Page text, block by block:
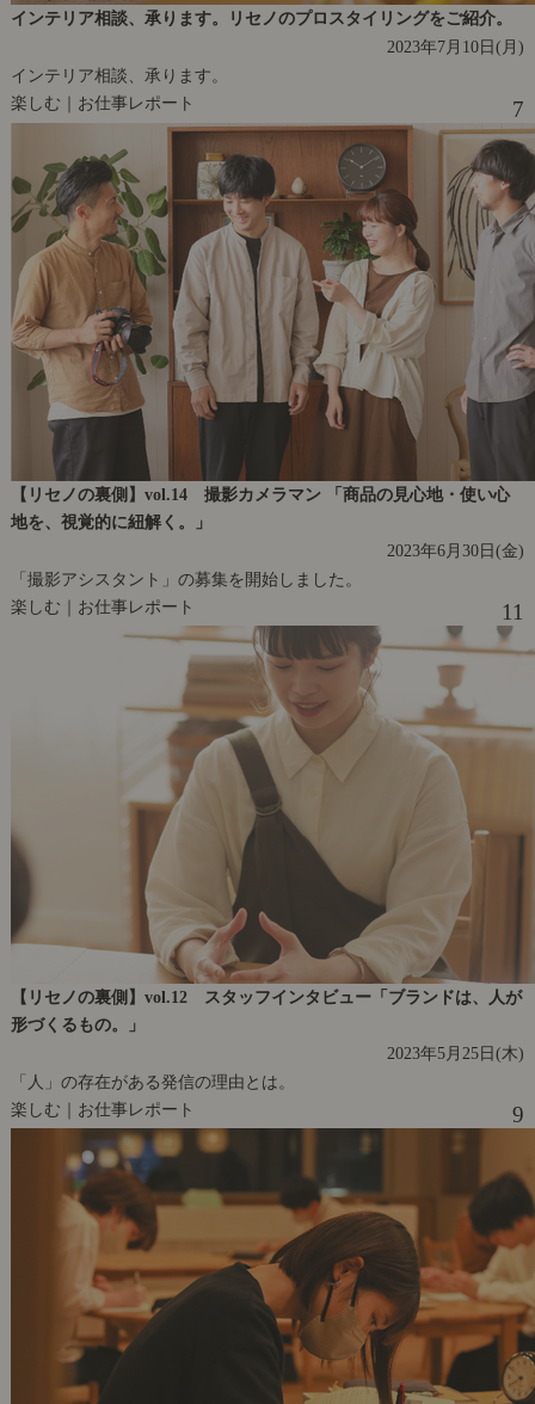
インテリア相談、承ります。リセノのプロスタイリングをご紹介。
2023年7月10日(月)
インテリア相談、承ります。
楽しむ｜お仕事レポート
7
【リセノの裏側】vol.14 撮影カメラマン 「商品の見心地・使い心
地を、視覚的に紐解く。」
2023年6月30日(金)
「撮影アシスタント」の募集を開始しました。
楽しむ｜お仕事レポート
11
【リセノの裏側】vol.12 スタッフインタビュー「ブランドは、人が
形づくるもの。」
2023年5月25日(木)
「人」の存在がある発信の理由とは。
楽しむ｜お仕事レポート
9